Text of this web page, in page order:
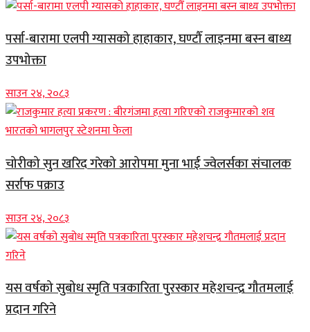
पर्सा-बारामा एलपी ग्यासको हाहाकार, घण्टौँ लाइनमा बस्न बाध्य
उपभोक्ता
साउन २४, २०८३
चोरीको सुन खरिद गरेको आरोपमा मुना भाई ज्वेलर्सका संचालक
सर्राफ पक्राउ
साउन २४, २०८३
यस वर्षको सुबोध स्मृति पत्रकारिता पुरस्कार महेशचन्द्र गौतमलाई
प्रदान गरिने